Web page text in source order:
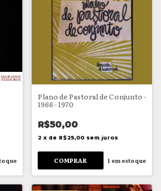
Plano de Pastoral de Conjunto -
1966 - 1970
R$50,00
2 x de R$25,00 sem juros
1 em estoque